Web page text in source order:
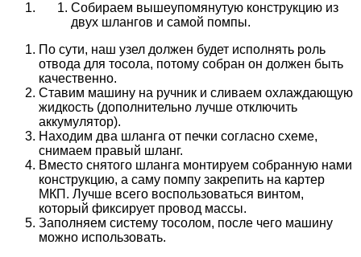
Собираем вышеупомянутую конструкцию из
двух шлангов и самой помпы.
По сути, наш узел должен будет исполнять роль
отвода для тосола, потому собран он должен быть
качественно.
Ставим машину на ручник и сливаем охлаждающую
жидкость (дополнительно лучше отключить
аккумулятор).
Находим два шланга от печки согласно схеме,
снимаем правый шланг.
Вместо снятого шланга монтируем собранную нами
конструкцию, а саму помпу закрепить на картер
МКП. Лучше всего воспользоваться винтом,
который фиксирует провод массы.
Заполняем систему тосолом, после чего машину
можно использовать.